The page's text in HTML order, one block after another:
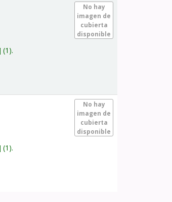
No hay
imagen de
cubierta
disponible
(1).
No hay
imagen de
cubierta
disponible
(1).